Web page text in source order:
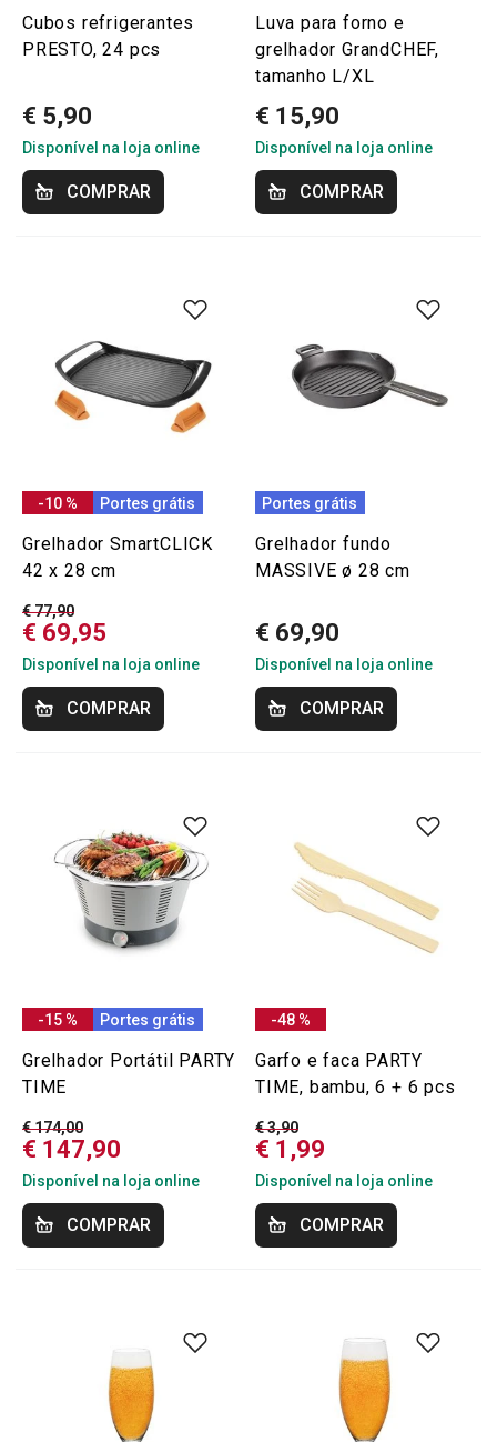
Cubos refrigerantes
PRESTO, 24 pcs
€ 5,90
Disponível na loja online
COMPRAR
Luva para forno e
grelhador GrandCHEF,
tamanho L/XL
€ 15,90
Disponível na loja online
COMPRAR
-10 % Portes grátis
Grelhador SmartCLICK
42 x 28 cm
€ 77,90
€ 69,95
Disponível na loja online
COMPRAR
Portes grátis
Grelhador fundo
MASSIVE ø 28 cm
€ 69,90
Disponível na loja online
COMPRAR
-15 % Portes grátis
Grelhador Portátil PARTY
TIME
€ 174,00
€ 147,90
Disponível na loja online
COMPRAR
-48 %
Garfo e faca PARTY
TIME, bambu, 6 + 6 pcs
€ 3,90
€ 1,99
Disponível na loja online
COMPRAR